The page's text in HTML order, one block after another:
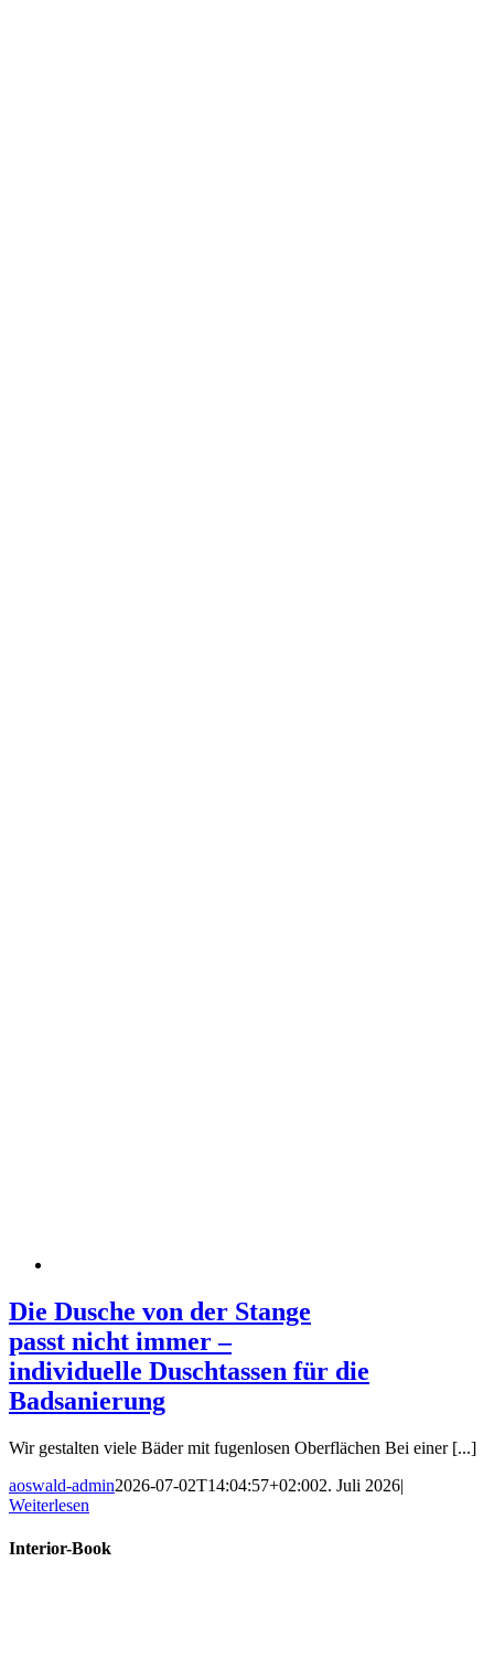
Die Dusche von der Stange
passt nicht immer –
individuelle Duschtassen für die
Badsanierung
Wir gestalten viele Bäder mit fugenlosen Oberflächen Bei einer [...]
aoswald-admin2026-07-02T14:04:57+02:002. Juli 2026|
Weiterlesen
Interior-Book